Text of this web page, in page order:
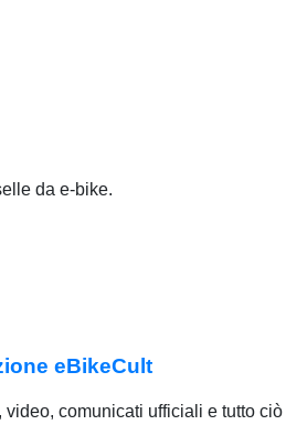
da e-bike.
eBikeCult
comunicati ufficiali e tutto